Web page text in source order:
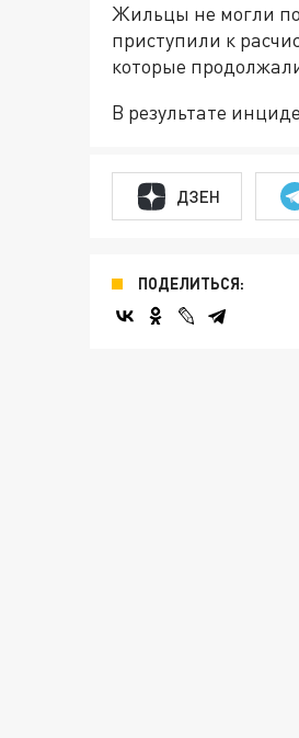
Жильцы не могли
приступили к
которые
В результате
ДЗЕН
ПОДЕЛИТЬСЯ: